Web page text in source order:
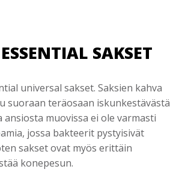
SAKSET
universal sakset. Saksien kahva
suoraan teräosaan iskunkestävästä
ansiosta muovissa ei ole varmasti
jossa bakteerit pystyisivät
sakset ovat myös erittäin
konepesun.